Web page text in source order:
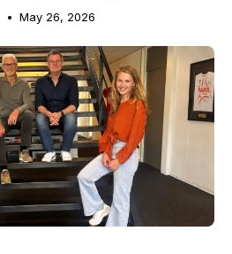
May 26, 2026